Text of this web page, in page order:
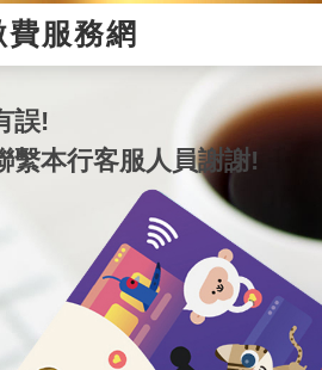
費服務網
誤!
繫本行客服人員謝謝!